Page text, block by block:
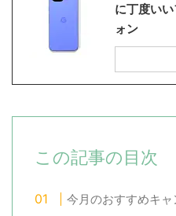
に丁度い
ォン
この記事の目次
今月のおすすめキャ